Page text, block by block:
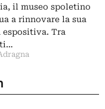
il museo spoletino
a rinnovare la sua
Tra